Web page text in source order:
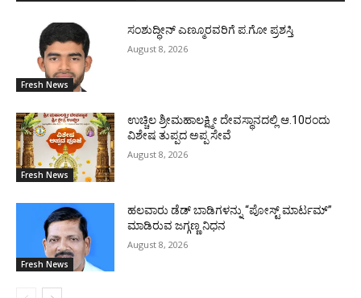
Fresh News
ಸಂಶುದ್ಧೀನ್ ಎಣ್ಮೂರವರಿಗೆ ಪ.ಗೋ ಪ್ರಶಸ್ತಿ
August 8, 2026
Fresh News
ಉಚ್ಚಿಲ ಶ್ರೀಮಹಾಲಕ್ಷ್ಮೀ ದೇವಸ್ಥಾನದಲ್ಲಿ ಆ.10ರಂದು
ವಿಶೇಷ ತುಪ್ಪದ ಅಪ್ಪ ಸೇವೆ
August 8, 2026
Fresh News
ಹಲವಾರು ಡೆಡ್ ಬಾಡಿಗಳನ್ನು “ಪೋಸ್ಟ್ ಮಾರ್ಟಮ್”
ಮಾಡಿರುವ ಜಗ್ಗಣ್ಣ ನಿಧನ
August 8, 2026